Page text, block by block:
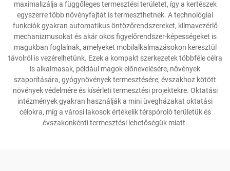
maximalizálja a függőleges termesztési területet, így a kertészek
egyszerre több növényfajtát is termeszthetnek. A technológiai
funkciók gyakran automatikus öntözőrendszereket, klímavezérlő
mechanizmusokat és akár okos figyelőrendszer-képességeket is
magukban foglalnak, amelyeket mobilalkalmazásokon keresztül
távolról is vezérelhetünk. Ezek a kompakt szerkezetek többféle célra
is alkalmasak, például magok előnevelésére, növények
szaporítására, gyógynövények termesztésére, évszakhoz kötött
növények védelmére és kísérleti termesztési projektekre. Oktatási
intézmények gyakran használják a mini üvegházakat oktatási
célokra, míg a városi lakosok értékelik térspóroló területük és
évszakonkénti termesztési lehetőségük miatt.